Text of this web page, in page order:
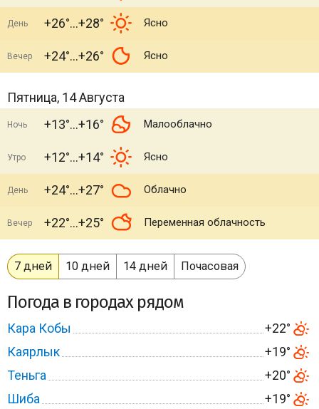
День +26° +28° Ясно
Вечер +24° +26° Ясно
Пятница, 14 Августа
Ночь +13° +16° Малооблачно
Утро +12° +14° Ясно
День +24° +27° Облачно
Вечер +22° +25° Переменная облачность
7 дней 10 дней 14 дней Почасовая
Погода в городах рядом
Кара Кобы
+22°
Каярлык
+19°
Теньга
+20°
Шиба
+19°